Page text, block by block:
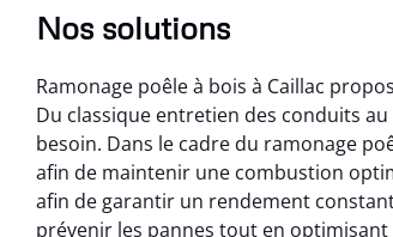
Nos solutions
Ramonage poêle à bois à Caillac
Du classique entretien des conduits
besoin. Dans le cadre du ramonage
afin de maintenir une combustion
afin de garantir un rendement
prévenir les pannes tout en